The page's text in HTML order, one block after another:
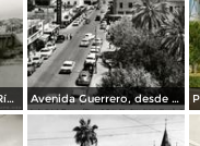
Puente internacional y Río Bravo Avenida Guerrero, desde el Hotel Plaza